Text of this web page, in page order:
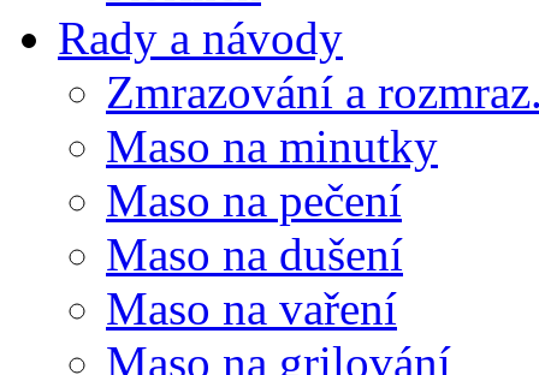
Rady a návody
Zmrazování a
Maso na minutky
Maso na pečení
Maso na dušení
Maso na vaření
Maso na grilování